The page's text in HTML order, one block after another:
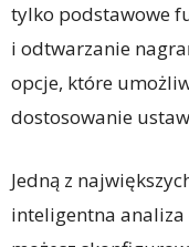
tylko podstawowe
i odtwarzanie
opcje, które
dostosowanie
Jedną z
inteligentna